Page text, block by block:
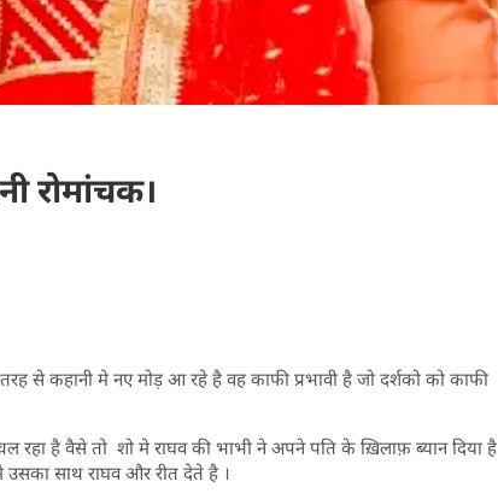
रोमांचक।
से कहानी मे नए मोड़ आ रहे है वह काफी प्रभावी है जो दर्शको को काफी
रहा है वैसे तो शो मे राघव की भाभी ने अपने पति के ख़िलाफ़ ब्यान दिया है
साथ राघव और रीत देते है ।